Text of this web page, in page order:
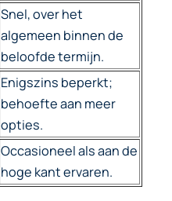
Snel, over het
algemeen binnen de
beloofde termijn.
Enigszins beperkt;
behoefte aan meer
opties.
Occasioneel als aan de
hoge kant ervaren.